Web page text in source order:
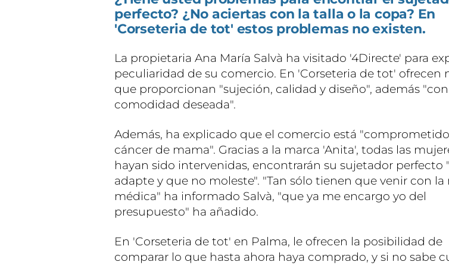
perfecto? ¿No aciertas con la talla o la copa? En
'Corseteria de tot' estos problemas no existen.
La propietaria Ana María Salvà ha visitado '4Directe' para
peculiaridad de su comercio. En 'Corseteria de tot' ofrecen
que proporcionan "sujeción, calidad y diseño", además
comodidad deseada".
Además, ha explicado que el comercio está
cáncer de mama". Gracias a la marca 'Anita', todas las
hayan sido intervenidas, encontrarán su sujetador perfecto
adapte y que no moleste". "Tan sólo tienen que venir con la
médica" ha informado Salvà, "que ya me encargo yo del
presupuesto" ha añadido.
En 'Corseteria de tot' en Palma, le ofrecen la posibilidad de
comparar lo que hasta ahora haya comprado, y si no sabe